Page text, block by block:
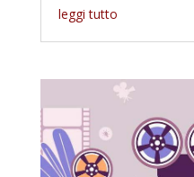
leggi tutto